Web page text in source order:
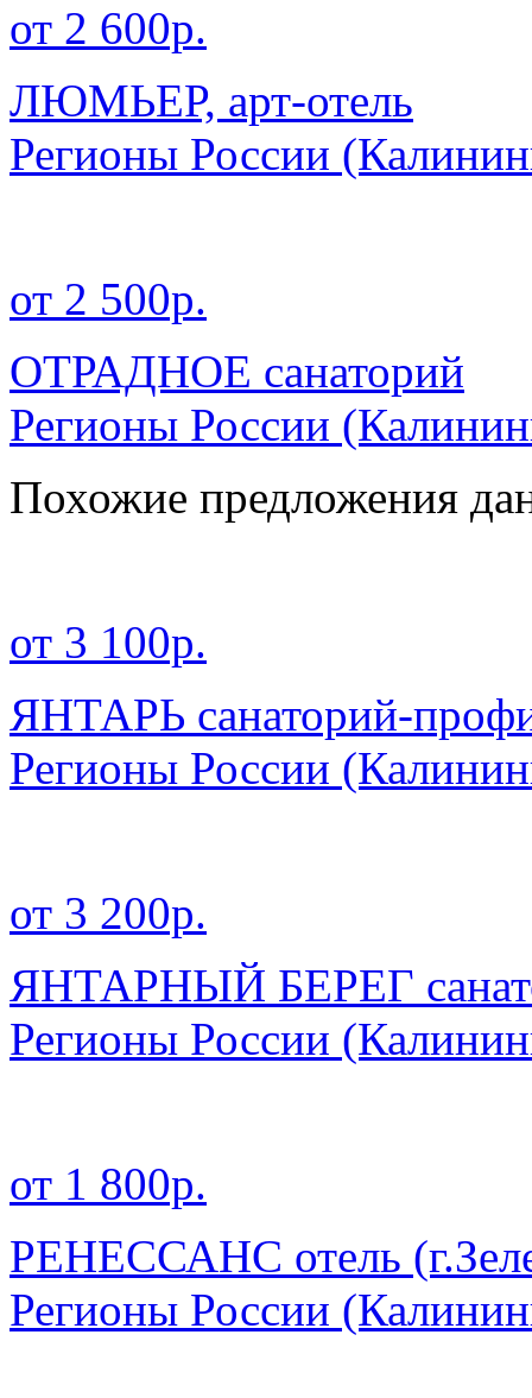
от 2 600р.
ЛЮМЬЕР, арт-отель
Регионы России
от 2 500р.
ОТРАДНОЕ санаторий
Регионы России
Похожие предложения
от 3 100р.
ЯНТАРЬ санаторий-
Регионы России
от 3 200р.
ЯНТАРНЫЙ БЕРЕГ
Регионы России
от 1 800р.
РЕНЕССАНС отель
Регионы России